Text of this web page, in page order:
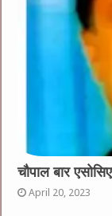
चौपाल बार
April 20, 2023